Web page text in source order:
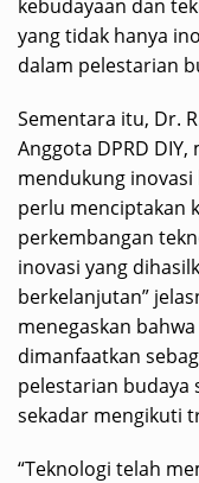
kebudayaan dan
yang tidak hanya
dalam pelestarian
Sementara itu, Dr.
Anggota DPRD
mendukung
perlu menciptakan
perkembangan
inovasi yang
berkelanjutan”
menegaskan
dimanfaatkan
pelestarian budaya
sekadar mengikuti
“Teknologi telah